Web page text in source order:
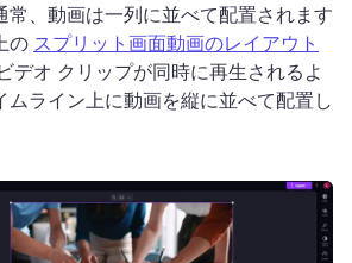
常、動画は一列に並べて配置されます
の スプリット画面動画のレイアウト
ビデオ クリップが同時に再生されるよ
ムライン上に動画を縦に並べて配置し